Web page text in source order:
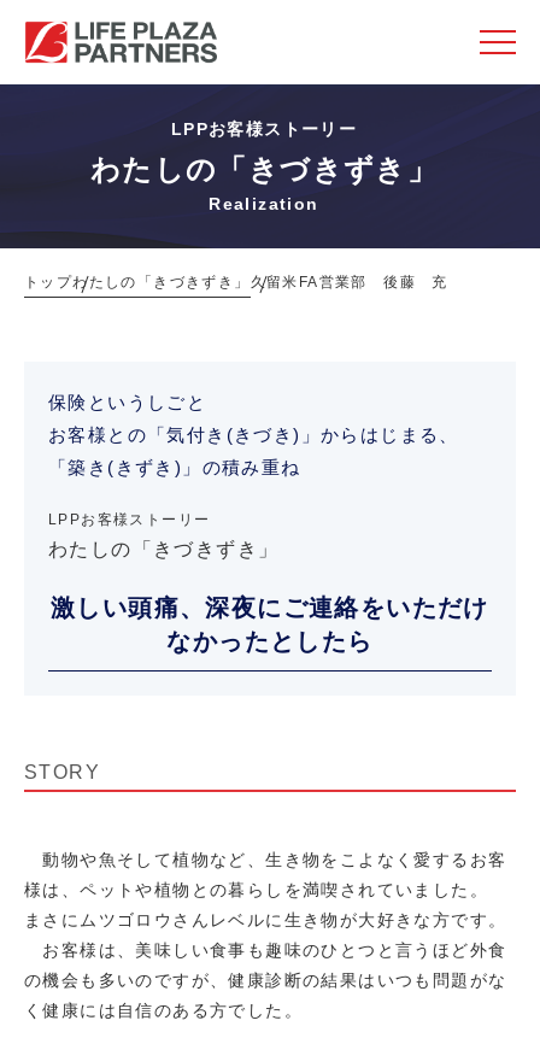
LPPお客様ストーリー
わたしの「きづきずき」
Realization
トップわたしの「きづきずき」 久留米FA営業部 後藤 充
保険というしごと
お客様との「気付き(きづき)」からはじまる、
「築き(きずき)」の積み重ね
LPPお客様ストーリー
わたしの「きづきずき」
激しい頭痛、深夜にご連絡をいただけ
なかったとしたら
STORY
動物や魚そして植物など、生き物をこよなく愛するお客
様は、ペットや植物との暮らしを満喫されていました。
まさにムツゴロウさんレベルに生き物が大好きな方です。
お客様は、美味しい食事も趣味のひとつと言うほど外食
の機会も多いのですが、健康診断の結果はいつも問題がな
く健康には自信のある方でした。